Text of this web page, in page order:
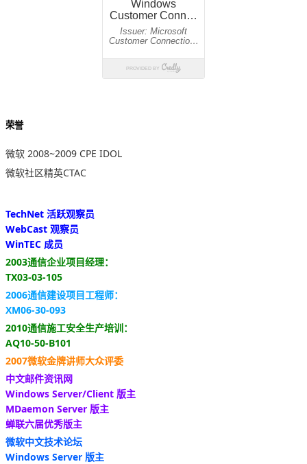
荣誉
微软 2008~2009 CPE IDOL
微软社区精英CTAC
TechNet 活跃观察员
WebCast 观察员
WinTEC 成员
2003通信企业项目经理：
TX03-03-105
2006通信建设项目工程师：
XM06-30-093
2010通信施工安全生产培训：
AQ10-50-B101
2007微软金牌讲师大众评委
中文邮件资讯网
Windows Server/Client 版主
MDaemon Server 版主
蝉联六届优秀版主
微软中文技术论坛
Windows Server 版主